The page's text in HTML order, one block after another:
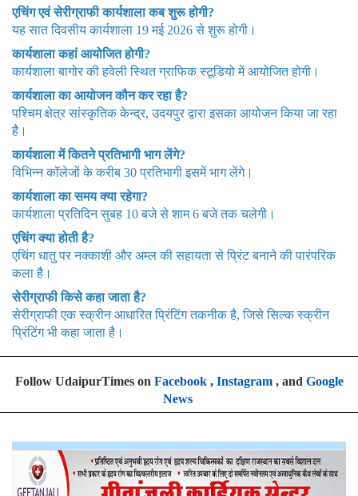
एचिंग एवं सेरीग्राफी कार्यशाला कब शुरू होगी?
यह सात दिवसीय कार्यशाला 19 मई 2026 से शुरू होगी।
कार्यशाला कहां आयोजित होगी?
कार्यशाला बागोर की हवेली स्थित ग्राफिक स्टूडियो में आयोजित होगी।
कार्यशाला का आयोजन कौन कर रहा है?
पश्चिम क्षेत्र सांस्कृतिक केन्द्र, उदयपुर द्वारा इसका आयोजन किया जा रहा
है।
कार्यशाला में कितने प्रतिभागी भाग लेंगे?
विभिन्न कॉलेजों के करीब 30 प्रतिभागी इसमें भाग लेंगे।
कार्यशाला का समय क्या रहेगा?
कार्यशाला प्रतिदिन सुबह 10 बजे से शाम 6 बजे तक चलेगी।
एचिंग क्या होती है?
एचिंग धातु पर नक्काशी और अम्ल की सहायता से प्रिंट बनाने की पारंपरिक
कला है।
सेरीग्राफी किसे कहा जाता है?
सेरीग्राफी एक स्क्रीन आधारित प्रिंटिंग तकनीक है, जिसे सिल्क स्क्रीन
प्रिंटिंग भी कहा जाता है।
Follow UdaipurTimes on Facebook, Instagram, and Google
News